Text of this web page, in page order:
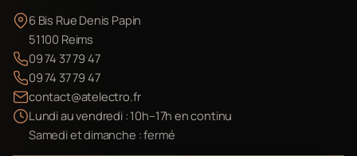
6 Bis Rue Denis Papin
51100 Reims
09 74 37 79 47
09 74 37 79 47
contact@atelectro.fr
Lundi au vendredi : 10h–17h en continu
Samedi et dimanche : fermé